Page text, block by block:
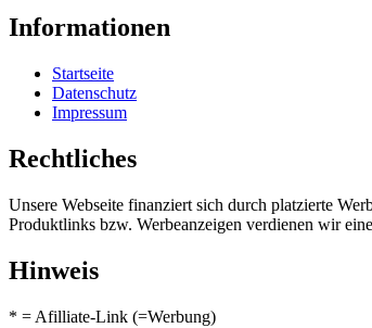
Informationen
Startseite
Datenschutz
Impressum
Rechtliches
Unsere Webseite finanziert sich durch platzierte
Produktlinks bzw. Werbeanzeigen verdienen wir
Hinweis
* = Afilliate-Link (=Werbung)